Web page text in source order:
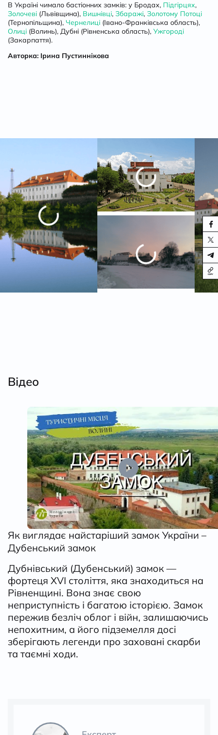
В Україні чимало бастіонних замків: у Бродах, Підгірцях,
Золочеві (Львівщина), Вишнівці, Збаражі, Золотому Потоці
(Тернопільщина), Чернелиці (Івано-Франківська область),
Олиці (Волинь), Дубні (Рівненська область), Ужгороді
(Закарпаття).
Авторка: Ірина Пустиннікова
Відео
Як виглядає найстаріший замок України –
Дубенський замок
Дубнівський (Дубенський) замок —
фортеця XVI століття, яка знаходиться на
Рівненщині. Вона знає свою
неприступність і багатою історією. Замок
пережив безліч облог і війн, залишаючись
непохитним, а його підземелля досі
зберігають легенди про заховані скарби
та таємні ходи.